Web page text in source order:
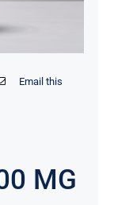
Email this
MG